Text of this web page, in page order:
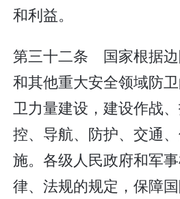
和利益。
第三十二条 国家根据
和其他重大安全领域防
卫力量建设，建设作战
控、导航、防护、交通
施。各级人民政府和军
律、法规的规定，保障